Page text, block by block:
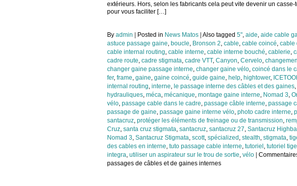
extérieurs. Hors, selon les fabricants cela peut vite devenir un
pour vous faciliter […]
By admin Posted in News Matos Also tagged 5", aide, aide cable
astuce passage gaine, boucle, Bronson 2, cable, cable coincé, cable
cable internal routing, cable interne, cable interne bouché, cablerie,
cadre route, cadre stigmata, cadre VTT, Canyon, Cervelo,
changer gaine passage interne, changer gaine vélo, coincé dans le
fer, frame, gaine, gaine coincé, guide gaine, help, hightower,
internal routing, interne, le passage interne des câbles et des gaines,
hydrauliques, méca, mécanique, montage gaine interne, Nomad 3,
vélo, passage cable dans le cadre, passage câble interne, passage
passage de gaine, passage gaine interne vélo, photo cadre interne,
santacruz, protéger les éléments de freinage ou de transmission,
Cruz, santa cruz stigmata, santacruz, santacruz 27, Santacruz Highball
Nomad 3, Santacruz Stigmata, scott, spécialized , stealth, stigmata,
des cables en interne, tuto passage cable interne, tutoriel , tutoriel
integra, utiliser un aspirateur sur le trou de sortie, vélo
passages de câbles et de gaines internes